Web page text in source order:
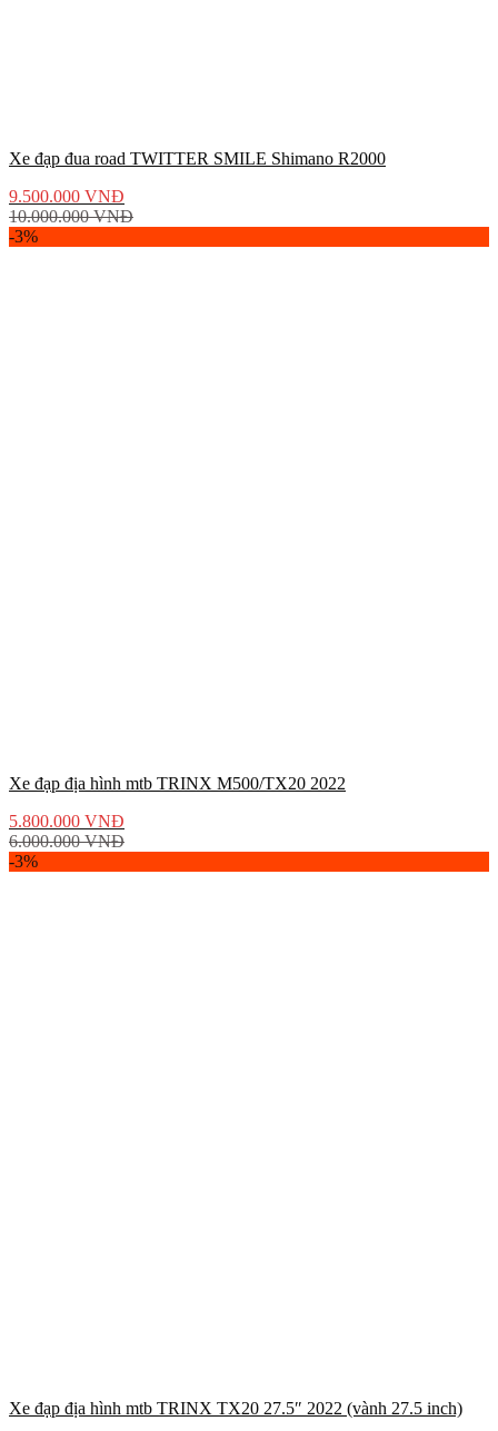
Xe đạp đua road TWITTER SMILE Shimano R2000
9.500.000 VNĐ
10.000.000VNĐ
-3%
Xe đạp địa hình mtb TRINX M500/TX20 2022
5.800.000 VNĐ
6.000.000VNĐ
-3%
Xe đạp địa hình mtb TRINX TX20 27.5″ 2022 (vành 27.5 inch)